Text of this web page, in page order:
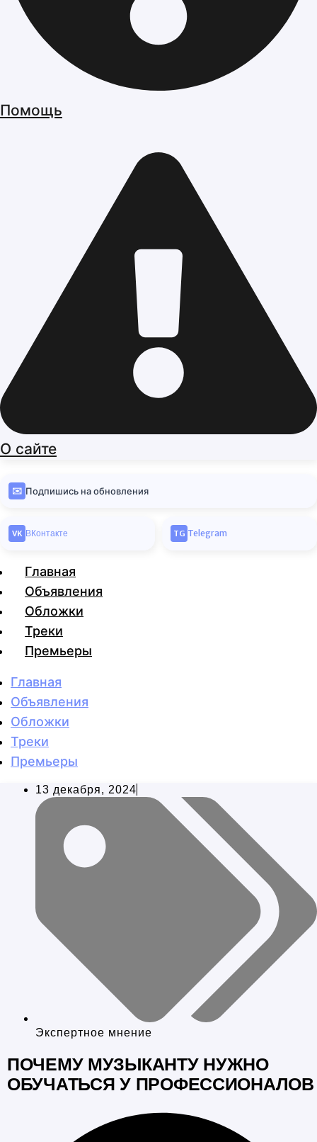
Помощь
О сайте
✉️ Подпишись на обновления
VK ВКонтакте TG Telegram
Главная
Объявления
Обложки
Треки
Премьеры
Главная
Объявления
Обложки
Треки
Премьеры
13 декабря, 2024
Экспертное мнение
ПОЧЕМУ МУЗЫКАНТУ НУЖНО
ОБУЧАТЬСЯ У ПРОФЕССИОНАЛОВ